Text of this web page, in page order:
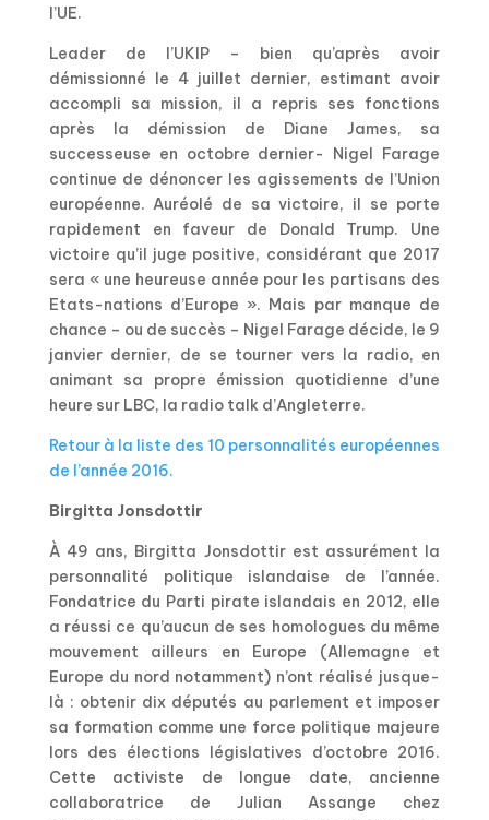
l’UE.
Leader de l’UKIP – bien qu’après avoir
démissionné le 4 juillet dernier, estimant avoir
accompli sa mission, il a repris ses fonctions
après la démission de Diane James, sa
successeuse en octobre dernier- Nigel Farage
continue de dénoncer les agissements de l’Union
européenne. Auréolé de sa victoire, il se porte
rapidement en faveur de Donald Trump. Une
victoire qu’il juge positive, considérant que 2017
sera « une heureuse année pour les partisans des
Etats-nations d’Europe ». Mais par manque de
chance – ou de succès – Nigel Farage décide, le 9
janvier dernier, de se tourner vers la radio, en
animant sa propre émission quotidienne d’une
heure sur LBC, la radio talk d’Angleterre.
Retour à la liste des 10 personnalités européennes
de l’année 2016.
Birgitta Jonsdottir
À 49 ans, Birgitta Jonsdottir est assurément la
personnalité politique islandaise de l’année.
Fondatrice du Parti pirate islandais en 2012, elle
a réussi ce qu’aucun de ses homologues du même
mouvement ailleurs en Europe (Allemagne et
Europe du nord notamment) n’ont réalisé jusque-
là : obtenir dix députés au parlement et imposer
sa formation comme une force politique majeure
lors des élections législatives d’octobre 2016.
Cette activiste de longue date, ancienne
collaboratrice de Julian Assange chez